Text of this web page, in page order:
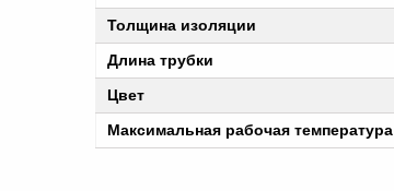
Толщина изоляции
Длина трубки
Цвет
Максимальная рабочая температура